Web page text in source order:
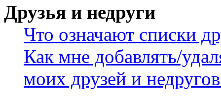
Друзья и недруги
Что означают списки
Как мне добавлять/
моих друзей и